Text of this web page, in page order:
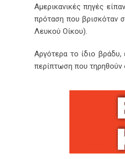
Αμερικανικές πηγές
πρόταση που βρισκόταν
Λευκού Οίκου).
Αργότερα το ίδιο
περίπτωση που τηρηθούν